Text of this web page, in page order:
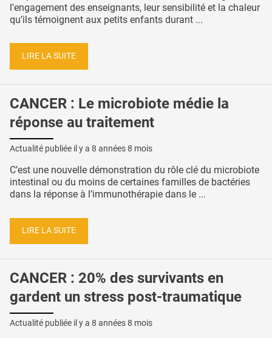
l'engagement des enseignants, leur sensibilité et la chaleur
qu’ils témoignent aux petits enfants durant ...
LIRE LA SUITE
CANCER : Le microbiote médie la
réponse au traitement
Actualité publiée il y a 8 années 8 mois
C’est une nouvelle démonstration du rôle clé du microbiote
intestinal ou du moins de certaines familles de bactéries
dans la réponse à l’immunothérapie dans le ...
LIRE LA SUITE
CANCER : 20% des survivants en
gardent un stress post-traumatique
Actualité publiée il y a 8 années 8 mois